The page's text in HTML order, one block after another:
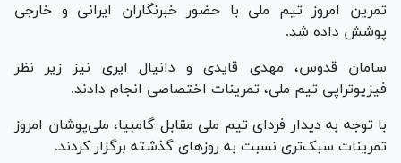
تمرین امروز تیم ملی با حضور خبرنگاران ایرانی و خارجی
پوشش داده شد.
سامان قدوس، مهدی قایدی و دانیال ایری نیز زیر نظر
فیزیوتراپی تیم ملی، تمرینات اختصاصی انجام دادند.
با توجه به دیدار فردای تیم ملی مقابل گامبیا، ملی‌پوشان امروز
تمرینات سبک‌تری نسبت به روز‌های گذشته برگزار کردند.